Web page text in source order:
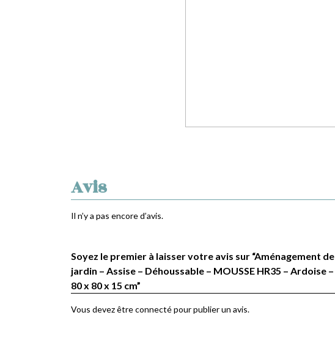
Avis
Il n’y a pas encore d’avis.
Soyez le premier à laisser votre avis sur “Aménagement de
jardin – Assise – Déhoussable – MOUSSE HR35 – Ardoise –
80 x 80 x 15 cm”
Vous devez êtreconnectépour publier un avis.